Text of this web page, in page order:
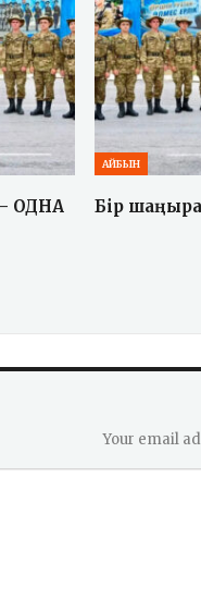
ОДНА
АЙБЫН
Бір
Your email